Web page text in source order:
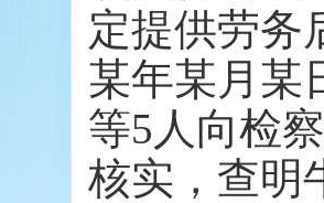
定提供劳务
某年某月某
等5人向检
核实，查明